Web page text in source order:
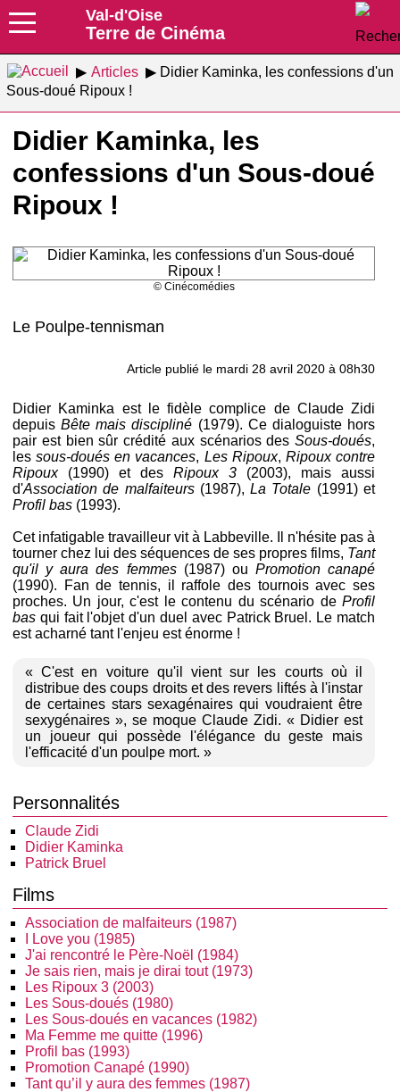
Val-d'Oise
Terre de Cinéma
Articles
Didier Kaminka, les confessions d'un
Sous-doué Ripoux !
Didier Kaminka, les
confessions d'un Sous-doué
Ripoux !
© Cinécomédies
Le Poulpe-tennisman
Article publié le mardi 28 avril 2020 à 08h30
Didier Kaminka est le fidèle complice de Claude Zidi
depuis Bête mais discipliné (1979). Ce dialoguiste hors
pair est bien sûr crédité aux scénarios des Sous-doués,
lessous-doués en vacances, Les Ripoux, Ripoux contre
Ripoux(1990) et des Ripoux 3 (2003), mais aussi
d'Association de malfaiteurs(1987), La Totale (1991) et
Profil bas (1993).
Cet infatigable travailleur vit à Labbeville. Il n'hésite pas à
tourner chez lui des séquences de ses propres films, Tant
qu'il y aura des femmes(1987) ou Promotion canapé
(1990). Fan de tennis, il raffole des tournois avec ses
proches. Un jour, c'est le contenu du scénario de Profil
bas qui fait l'objet d'un duel avec Patrick Bruel. Le match
est acharné tant l'enjeu est énorme !
« C'est en voiture qu'il vient sur les courts où il
distribue des coups droits et des revers liftés à l'instar
de certaines stars sexagénaires qui voudraient être
sexygénaires », se moque Claude Zidi. « Didier est
un joueur qui possède l'élégance du geste mais
l'efficacité d'un poulpe mort. »
Personnalités
Claude Zidi
Didier Kaminka
Patrick Bruel
Films
Association de malfaiteurs (1987)
I Love you (1985)
J'ai rencontré le Père-Noël (1984)
Je sais rien, mais je dirai tout (1973)
Les Ripoux 3 (2003)
Les Sous-doués (1980)
Les Sous-doués en vacances (1982)
Ma Femme me quitte (1996)
Profil bas (1993)
Promotion Canapé (1990)
Tant qu’il y aura des femmes (1987)